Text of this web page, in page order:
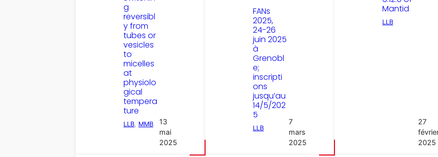
g
reversibl
y from
tubes or
vesicles
to
micelles
at
physiolo
gical
tempera
ture
LLB MMB
13
mai
2025
FANs
2025,
24-26
juin 2025
à
Grenobl
e;
inscripti
ons
jusqu’au
14/5/202
5
LLB
7
mars
2025
Mantid
LLB
27
2025